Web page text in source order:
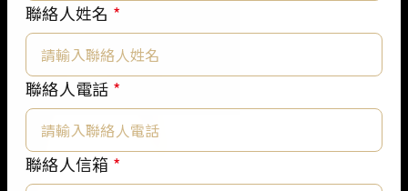
公
司
名
稱
公
司
名
稱
聯絡人姓名 *
聯絡人電話 *
聯絡人信箱 *